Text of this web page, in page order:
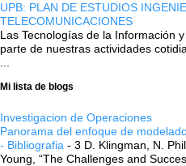
UPB: PLAN DE ESTUDIOS
TELECOMUNICACIONES
Las Tecnologías de la Información
parte de nuestras actividades
Mi lista de blogs
Investigacion de Operaciones
Panorama del enfoque de
- Bibliografia - 3 D. Klingman, N.
Young, “The Challenges and